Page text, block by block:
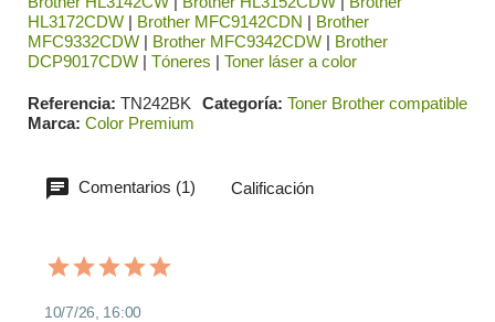
HL3172CDW | Brother MFC9142CDN | Brother
MFC9332CDW | Brother MFC9342CDW | Brother
DCP9017CDW | Tóneres | Toner láser a color
Referencia TN242BK Categoría Toner Brother compatible
Marca Color Premium
Comentarios (1) Calificación
10/7/26, 16:00